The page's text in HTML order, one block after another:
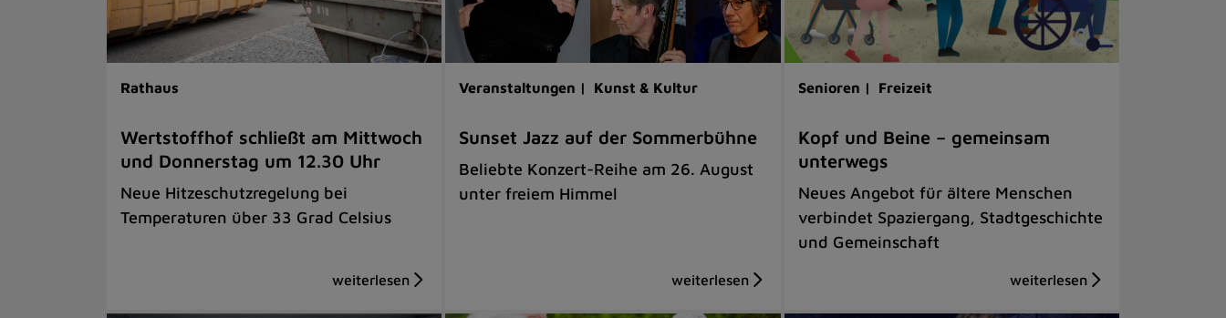
Rathaus
Wertstoffhof schließt am Mittwoch
und Donnerstag um 12.30 Uhr
Neue Hitzeschutzregelung bei
Temperaturen über 33 Grad Celsius
Veranstaltungen | Kunst & Kultur
Sunset Jazz auf der Sommerbühne
Beliebte Konzert-Reihe am 26. August
unter freiem Himmel
Senioren | Freizeit
Kopf und Beine – gemeinsam
unterwegs
Neues Angebot für ältere Menschen
verbindet Spaziergang, Stadtgeschichte
und Gemeinschaft